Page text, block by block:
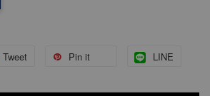
Tweet Pin it LINE